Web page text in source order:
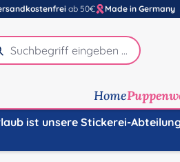
ab 50€ Made in Germany
Home
ist unsere Stickerei-